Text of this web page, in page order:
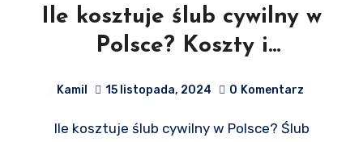
Ile kosztuje ślub cywilny w
Polsce? Koszty i
jego organizacji
Kamil 15 listopada, 2024 0 Komentarz
Ile kosztuje ślub cywilny w Polsce? Ślub